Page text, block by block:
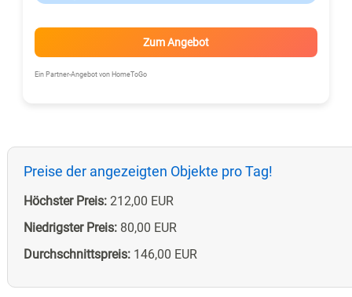
Zum Angebot
Ein Partner-Angebot von HomeToGo
Preise der angezeigten Objekte pro Tag!
Höchster Preis:212,00 EUR
Niedrigster Preis:80,00 EUR
Durchschnittspreis:146,00 EUR